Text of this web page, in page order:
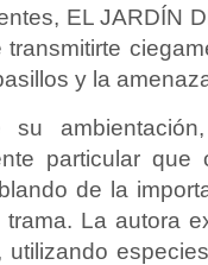
EL JARDÍN
y la
su
particular
de la
La autora
utilizando